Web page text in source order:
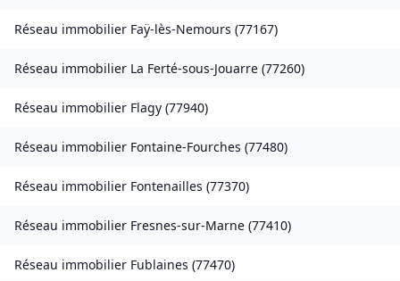
Réseau immobilier Faÿ-lès-Nemours (77167)
Réseau immobilier La Ferté-sous-Jouarre (77260)
Réseau immobilier Flagy (77940)
Réseau immobilier Fontaine-Fourches (77480)
Réseau immobilier Fontenailles (77370)
Réseau immobilier Fresnes-sur-Marne (77410)
Réseau immobilier Fublaines (77470)